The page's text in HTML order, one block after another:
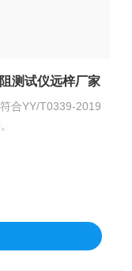
测试仪远梓厂家
合YY/T0339-2019